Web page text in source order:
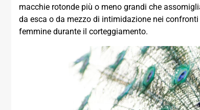
macchie rotonde più o meno grandi che
da esca o da mezzo di intimidazione nei
femmine durante il corteggiamento.